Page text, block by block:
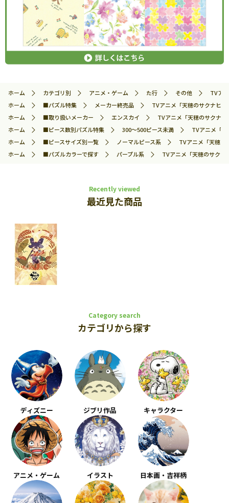
ホーム カテゴリ別 アニメ・ゲーム た行 その他
TVア
ホーム
■パズル特集 メーカー終売品
TVアニメ「天穂のサクナヒ
ホーム
■取り扱いメーカー エンスカイ
TVアニメ「天穂のサクナ
ホーム
■ピース数別パズル特集 300～500ピース未満
TVアニメ「
ホーム
■ピースサイズ別一覧 ノーマルピース系
TVアニメ「天穂
ホーム
■パズルカラーで探す パープル系 TVアニメ「天穂のサク
Recently viewed
最近見た商品
Category search
カテゴリから探す
ディズニー ジブリ作品 キャラクター
アニメ・ゲーム イラスト 日本画・吉祥柄